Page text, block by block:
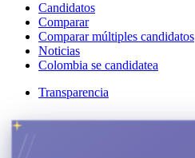
Candidatos
Comparar
Comparar múltiples candidatos
Noticias
Colombia se candidatea
Transparencia